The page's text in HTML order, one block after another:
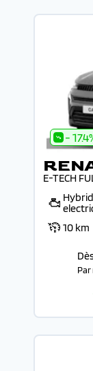
-
E-TECH
10 km
Par